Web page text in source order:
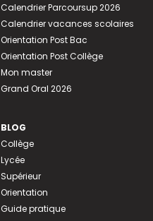
Calendrier Parcoursup 2026
Calendrier vacances scolaires
Orientation Post Bac
Orientation Post Collège
Mon master
Grand Oral 2026
BLOG
Collège
Lycée
Supérieur
Orientation
Guide pratique